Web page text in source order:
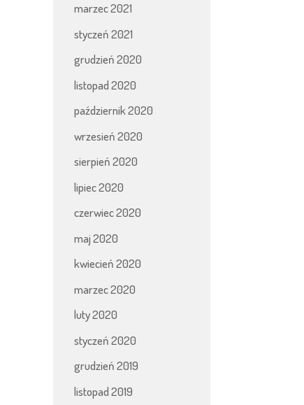
marzec 2021
styczeń 2021
grudzień 2020
listopad 2020
październik 2020
wrzesień 2020
sierpień 2020
lipiec 2020
czerwiec 2020
maj 2020
kwiecień 2020
marzec 2020
luty 2020
styczeń 2020
grudzień 2019
listopad 2019